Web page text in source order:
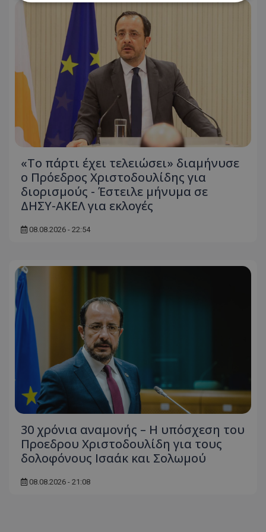
«Το πάρτι έχει τελειώσει» διαμήνυσε
ο Πρόεδρος Χριστοδουλίδης για
διορισμούς - Έστειλε μήνυμα σε
ΔΗΣΥ-ΑΚΕΛ για εκλογές
08.08.2026 - 22:54
30 χρόνια αναμονής – Η υπόσχεση του
Προεδρου Χριστοδουλίδη για τους
δολοφόνους Ισαάκ και Σολωμού
08.08.2026 - 21:08
Απολύτως απαραίτητα
Στόχευσης
Λειτουργικότητας
Μη ταξινομημένα
Τα απολύτως απαραίτητα cookies επιτρέπουν
βασικές λειτουργίες του ιστότοπου, όπως τη
σύνδεση χρήστη και τη διαχείριση λογαριασμού.
Ο ιστότοπος δεν μπορεί να χρησιμοποιηθεί σωστά
χωρίς τα απολύτως απαραίτητα cookies.
Ονοματεπώνυμο
Προμηθευτής/Πεδίο
VISITOR_PRIVACY_METADATA
YouTube
.youtube.com